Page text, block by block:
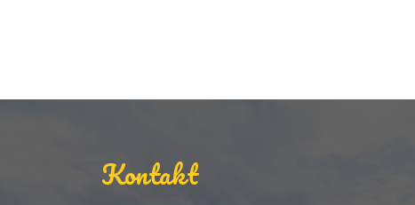
Kontakt